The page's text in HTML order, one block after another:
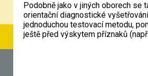
Podobně jako v jiných oborech se
orientační diagnostické
jednoduchou testovací metodu,
ještě před výskytem příznaků